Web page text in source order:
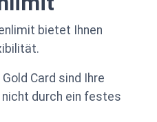
bietet Ihnen
Card sind Ihre
durch ein festes